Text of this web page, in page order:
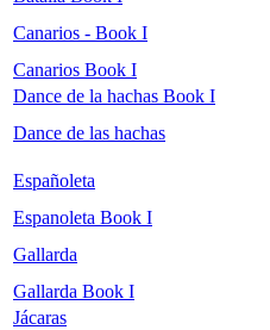
Canarios - Book I
Canarios Book I
Dance de la hachas Book I
Dance de las hachas
Españoleta
Espanoleta Book I
Gallarda
Gallarda Book I
Jácaras